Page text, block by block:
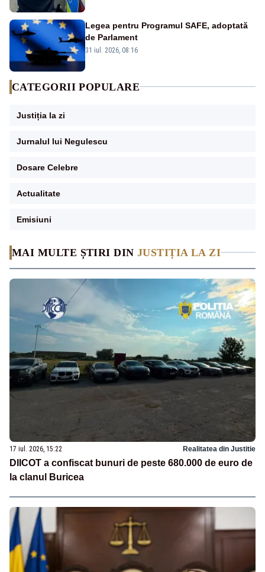
MAI MULTE ȘTIRI DIN JUSTIȚIA LA ZI
17 iul. 2026, 15:22 Realitatea din Justitie
DIICOT a confiscat bunuri de peste 680.000 de euro de
la clanul Buricea
Legea pentru Programul SAFE, adoptată
de Parlament
31 iul. 2026, 08:16
CATEGORII POPULARE
Justiția la zi
Jurnalul lui Negulescu
Dosare Celebre
Actualitate
Emisiuni